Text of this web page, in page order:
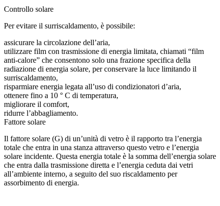
Controllo solare
Per evitare il surriscaldamento, è possibile:
assicurare la circolazione dell’aria,
utilizzare film con trasmissione di energia limitata, chiamati “film
anti-calore” che consentono solo una frazione specifica della
radiazione di energia solare, per conservare la luce limitando il
surriscaldamento,
risparmiare energia legata all’uso di condizionatori d’aria,
ottenere fino a 10 ° C di temperatura,
migliorare il comfort,
ridurre l’abbagliamento.
Fattore solare
Il fattore solare (G) di un’unità di vetro è il rapporto tra l’energia
totale che entra in una stanza attraverso questo vetro e l’energia
solare incidente. Questa energia totale è la somma dell’energia solare
che entra dalla trasmissione diretta e l’energia ceduta dai vetri
all’ambiente interno, a seguito del suo riscaldamento per
assorbimento di energia.